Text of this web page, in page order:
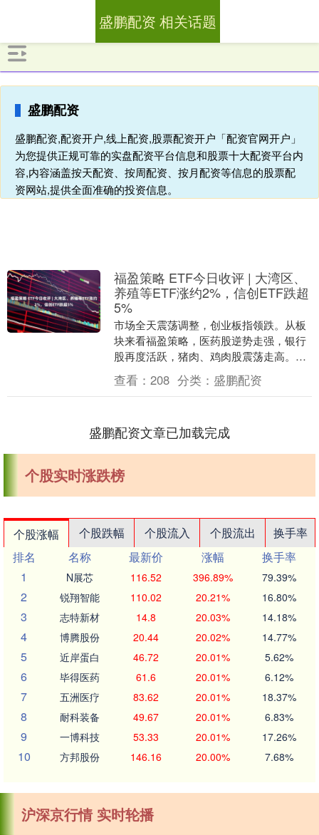
盛鹏配资
盛鹏配资,配资开户,线上配资,股票配资开户「配资官网开户」
为您提供正规可靠的实盘配资平台信息和股票十大配资平台内
容,内容涵盖按天配资、按周配资、按月配资等信息的股票配
资网站,提供全面准确的投资信息。
盛鹏配资 相关话题
福盈策略 ETF今日收评 | 大湾区、
养殖等ETF涨约2%，信创ETF跌超
5%
市场全天震荡调整，创业板指领跌。从板
块来看福盈策略，医药股逆势走强，银行
股再度活跃，猪肉、鸡肉股震荡走高。下
跌方面，高位股出现调整。 ETF涨跌幅方
面，大湾区、....
查看： 208 分类： 盛鹏配资
盛鹏配资文章已加载完成
个股实时涨跌榜
个股涨幅 个股跌幅 个股流入 个股流出
换手率
排名
名称 最新价 涨幅
换手率
1
N展芯 116.52 396.89% 79.39%
2 锐翔智能 110.02 20.21% 16.80%
3 志特新材 14.8 20.03% 14.18%
4 博腾股份 20.44 20.02% 14.77%
5 近岸蛋白 46.72 20.01% 5.62%
6 毕得医药 61.6 20.01% 6.12%
7 五洲医疗 83.62 20.01% 18.37%
8 耐科装备 49.67 20.01% 6.83%
9 一博科技 53.33 20.01% 17.26%
10 方邦股份 146.16 20.00% 7.68%
沪深京行情 实时轮播